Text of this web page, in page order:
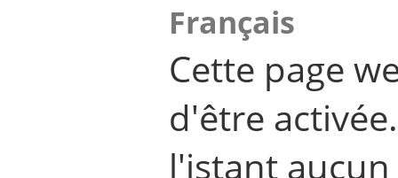
Français
Cette page
d'être
l'istant